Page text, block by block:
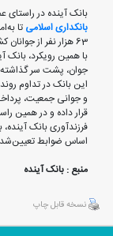
بانک آینده در
بانکداری اسلامی
63 هزار نفر از جوانان کشور، وام قرض‌الحسنه ازدواج پرداخت کرده است.
جوان، پشت سر
این بانک در تداوم
و جوانی جمعیت،
اساس ضوابط
منبع : بانک آینده
نسخه قابل چاپ